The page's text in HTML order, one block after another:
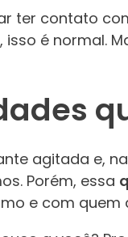
ter contato
é normal.
agitada e,
Porém, essa
e com quem